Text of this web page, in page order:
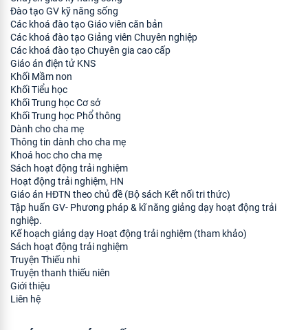
Đào tạo GV kỹ năng sống
Các khoá đào tạo Giáo viên căn bản
Các khoá đào tạo Giảng viên Chuyên nghiệp
Các khoá đào tạo Chuyên gia cao cấp
Giáo án điện tử KNS
Khối Mầm non
Khối Tiểu học
Khối Trung học Cơ sở
Khối Trung học Phổ thông
Dành cho cha mẹ
Thông tin dành cho cha mẹ
Khoá hoc cho cha mẹ
Sách hoạt động trải nghiệm
Hoạt động trải nghiệm, HN
Giáo án HĐTN theo chủ đề (Bộ sách Kết nối tri thức)
Tập huấn GV- Phương pháp & kĩ năng giảng dạy hoạt động trải
nghiệp.
Kế hoạch giảng dạy Hoạt động trải nghiệm (tham khảo)
Sách hoạt động trải nghiệm
Truyện Thiếu nhi
Truyện thanh thiếu niên
Giới thiệu
Liên hệ